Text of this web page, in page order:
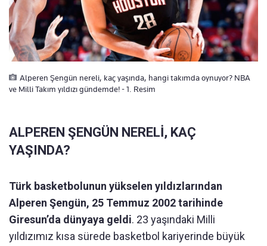
Alperen Şengün nereli, kaç yaşında, hangi takımda oynuyor? NBA
ve Milli Takım yıldızı gündemde! - 1. Resim
ALPEREN ŞENGÜN NERELİ, KAÇ
YAŞINDA?
Türk basketbolunun yükselen yıldızlarından
Alperen Şengün, 25 Temmuz 2002 tarihinde
Giresun’da dünyaya geldi. 23 yaşındaki Milli
yıldızımız kısa sürede basketbol kariyerinde büyük